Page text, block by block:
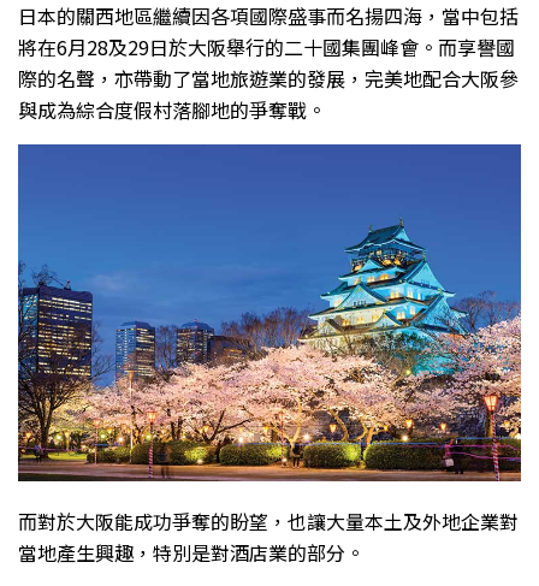
日本的關西地區繼續因各項國際盛事而名揚四海，當中包括
將在6月28及29日於大阪舉行的二十國集團峰會。而享譽國
際的名聲，亦帶動了當地旅遊業的發展，完美地配合大阪參
與成為綜合度假村落腳地的爭奪戰。
而對於大阪能成功爭奪的盼望，也讓大量本土及外地企業對
當地產生興趣，特別是對酒店業的部分。